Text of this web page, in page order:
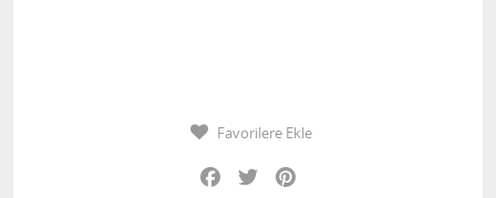
Favorilere Ekle
Facebook
Twitter